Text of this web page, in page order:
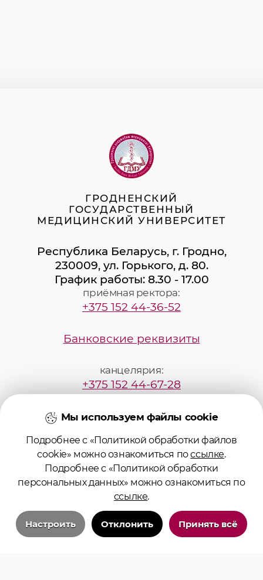
ГРОДНЕНСКИЙ
ГОСУДАРСТВЕННЫЙ
МЕДИЦИНСКИЙ УНИВЕРСИТЕТ
Республика Беларусь, г. Гродно,
230009, ул. Горького, д. 80.
График работы: 8.30 - 17.00
приёмная ректора:
+375 152 44-36-52
Банковские реквизиты
канцелярия:
+375 152 44-67-28
mailbox@grsmu.by
приёмная комиссия:
+375295229887
pk@grsmu.by
Мы используем файлы cookie
Подробнее с «Политикой обработки файлов
cookie» можно ознакомиться поссылке.
Подробнее с «Политикой обработки
персональных данных» можно ознакомиться по
ссылке.
Настроить Отклонить Принять всё